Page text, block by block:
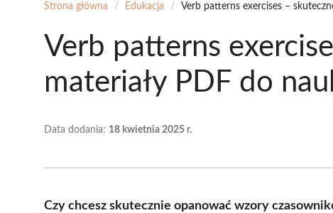
Strona główna / Edukacja / Verb patterns exercises –
Verb patterns
materiały PDF do
Data dodania: 18 kwietnia 2025 r.
Czy chcesz skutecznie opanować wzory